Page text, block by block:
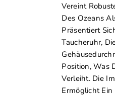
Vereint
Des Ozeans
Präsentiert
Taucheruhr,
Position, Was
Verleiht. Die
Ermöglicht